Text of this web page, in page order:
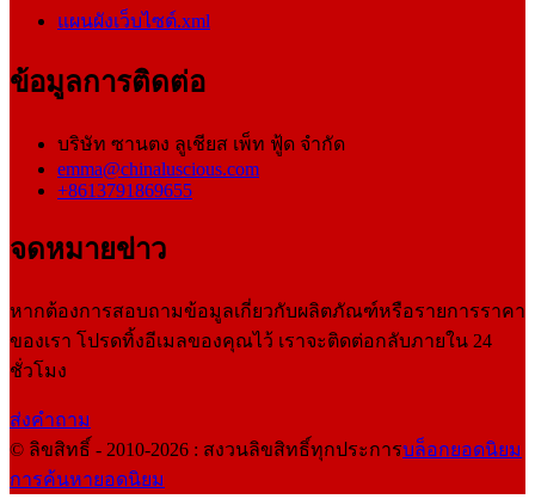
แผนผังเว็บไซต์.xml
ข้อมูลการติดต่อ
บริษัท ซานตง ลูเชียส เพ็ท ฟู้ด จำกัด
emma@chinaluscious.com
+8613791869655
จดหมายข่าว
หากต้องการสอบถามข้อมูลเกี่ยวกับผลิตภัณฑ์หรือรายการราคา
ของเรา โปรดทิ้งอีเมลของคุณไว้ เราจะติดต่อกลับภายใน 24
ชั่วโมง
ส่งคำถาม
© ลิขสิทธิ์ - 2010-2026 : สงวนลิขสิทธิ์ทุกประการบล็อกยอดนิยม
การค้นหายอดนิยม